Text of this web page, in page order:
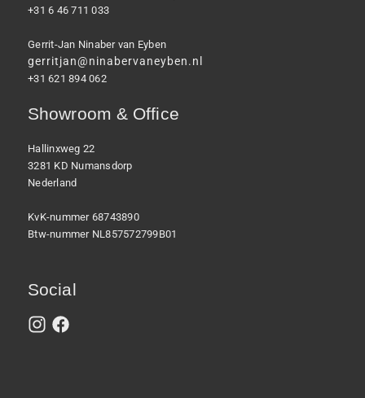
+31 6 46 711 033
Gerrit-Jan Ninaber van Eyben
gerritjan@ninabervaneyben.nl
+31 621 894 062
Showroom & Office
Hallinxweg 22
3281 KD Numansdorp
Nederland
KvK-nummer 68743890
Btw-nummer NL857572799B01
Social